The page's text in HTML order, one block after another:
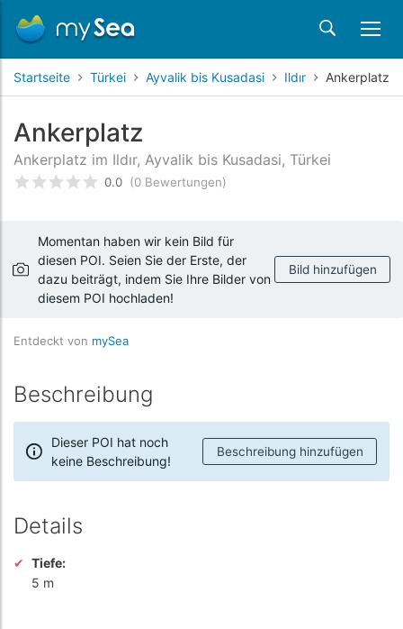
Startseite Türkei Ayvalik bis Kusadasi Ildır Ankerplatz
Ankerplatz
Ankerplatz im Ildır, Ayvalik bis Kusadasi, Türkei
bewertet0 /5 beyogen auf
0.0 (0 Bewertungen)
Momentan haben wir kein Bild für
diesen POI. Seien Sie der Erste, der
dazu beiträgt, indem Sie Ihre Bilder von
diesem POI hochladen!
Bild hinzufügen
Entdeckt von mySea
Beschreibung
Dieser POI hat noch
keine Beschreibung!
Beschreibung hinzufügen
Details
Tiefe:
5 m